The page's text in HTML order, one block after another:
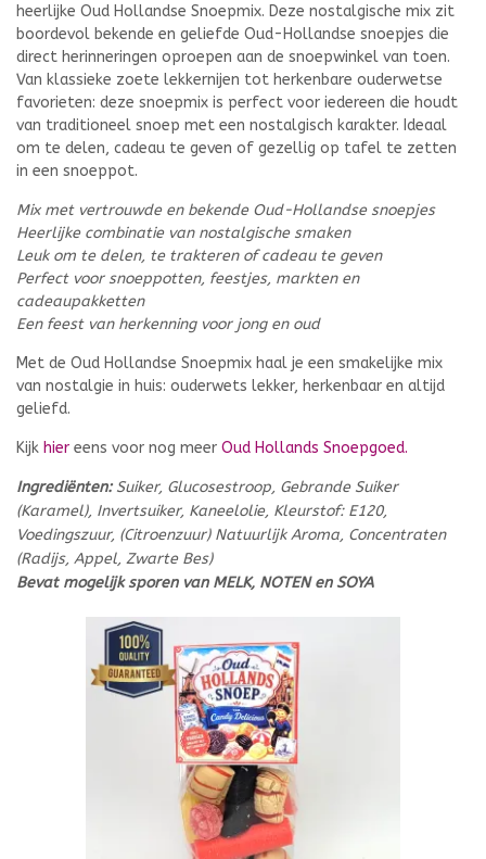
heerlijke Oud Hollandse Snoepmix. Deze nostalgische mix zit
boordevol bekende en geliefde Oud-Hollandse snoepjes die
direct herinneringen oproepen aan de snoepwinkel van toen.
Van klassieke zoete lekkernijen tot herkenbare ouderwetse
favorieten: deze snoepmix is perfect voor iedereen die houdt
van traditioneel snoep met een nostalgisch karakter. Ideaal
om te delen, cadeau te geven of gezellig op tafel te zetten
in een snoeppot.
Mix met vertrouwde en bekende Oud-Hollandse snoepjes
Heerlijke combinatie van nostalgische smaken
Leuk om te delen, te trakteren of cadeau te geven
Perfect voor snoeppotten, feestjes, markten en
cadeaupakketten
Een feest van herkenning voor jong en oud
Met de Oud Hollandse Snoepmix haal je een smakelijke mix
van nostalgie in huis: ouderwets lekker, herkenbaar en altijd
geliefd.
Kijk hier eens voor nog meer Oud Hollands Snoepgoed.
Ingrediënten:Suiker, Glucosestroop, Gebrande Suiker
(Karamel), Invertsuiker, Kaneelolie, Kleurstof: E120,
Voedingszuur, (Citroenzuur) Natuurlijk Aroma, Concentraten
(Radijs, Appel, Zwarte Bes)
Bevat mogelijk sporen van MELK, NOTEN en SOYA